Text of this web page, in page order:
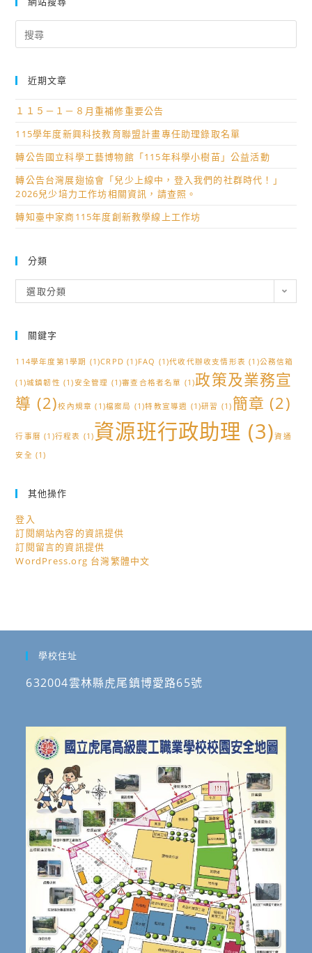
for:
近期文章
１１５－１－８月重補修重要公告
115學年度新興科技教育聯盟計畫專任助理錄取名單
轉公告國立科學工藝博物館「115年科學小樹苗」公益活動
轉公告台灣展翅協會「兒少上線中，登入我們的社群時代！」
2026兒少培力工作坊相關資訊，請查照。
轉知臺中家商115年度創新教學線上工作坊
分類
類
選取分類
關鍵字
114學年度第1學期 (1)CRPD (1)FAQ (1)代收代辦收支情形表 (1)公務信箱
(1)城鎮韌性 (1)安全管理 (1)審查合格者名單 (1)政策及業務宣
導 (2)校內規章 (1)檔案局 (1)特教宣導週 (1)研習 (1) 簡章 (2)
行事曆 (1)行程表 (1)資源班行政助理 (3)資通
安全 (1)
其他操作
登入
訂閱網站內容的資訊提供
訂閱留言的資訊提供
WordPress.org 台灣繁體中文
學校住址
632004雲林縣虎尾鎮博愛路65號